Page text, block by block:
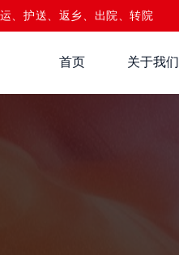
、护送、返乡、出院、转院
首页 关于我们